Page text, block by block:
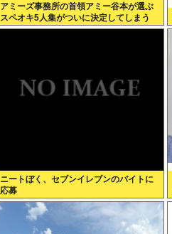
アミーズ事務所の首領アミー谷本が選ぶ
スペオキ5人集がついに決定してしまう
ニートぼく、セブンイレブンのバイトに
応募